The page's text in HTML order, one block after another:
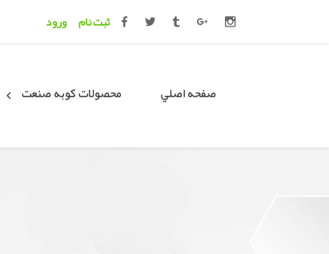
ثبت نام ورود
صفحه اصلي محصولات کوبه صنعت